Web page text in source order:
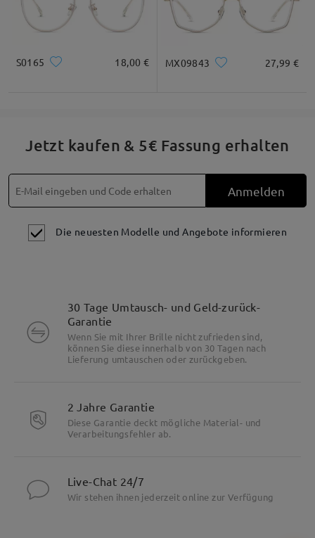
Besonderheiten
S0165 18,00 € MX09843 27,99 €
Jetzt kaufen & 5€ Fassung erhalten
Anmelden
Die neuesten Modelle und Angebote informieren
30 Tage Umtausch- und Geld-zurück-
Garantie
Wenn Sie mit Ihrer Brille nicht zufrieden sind,
können Sie diese innerhalb von 30 Tagen nach
Lieferung umtauschen oder zurückgeben.
2 Jahre Garantie
Diese Garantie deckt mögliche Material- und
Verarbeitungsfehler ab.
Live-Chat 24/7
Wir stehen ihnen jederzeit online zur Verfügung